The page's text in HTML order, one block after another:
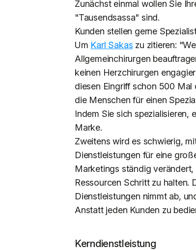
Zunächst einmal wollen Sie
"Tausendsassa" sind.
Kunden stellen gerne
Um Karl Sakas zu zitieren:
Allgemeinchirurgen
keinen Herzchirurgen
diesen Eingriff schon 500 Mal
die Menschen für einen
Indem Sie sich spezialisieren,
Marke.
Zweitens wird es schwierig,
Dienstleistungen für eine
Marketings ständig
Ressourcen Schritt zu halten.
Dienstleistungen nimmt ab,
Anstatt jeden Kunden zu
Kerndienstleistung